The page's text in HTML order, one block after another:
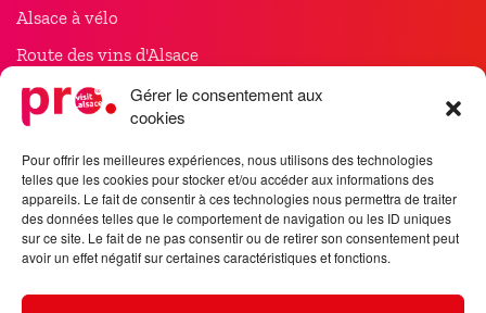
Gérer le consentement aux
cookies
Pour offrir les meilleures expériences, nous utilisons des technologies
telles que les cookies pour stocker et/ou accéder aux informations des
appareils. Le fait de consentir à ces technologies nous permettra de traiter
des données telles que le comportement de navigation ou les ID uniques
sur ce site. Le fait de ne pas consentir ou de retirer son consentement peut
avoir un effet négatif sur certaines caractéristiques et fonctions.
Alsace à vélo
Route des vins d'Alsace
Noël en Alsace
Meet in Alsace
Suivez-nous